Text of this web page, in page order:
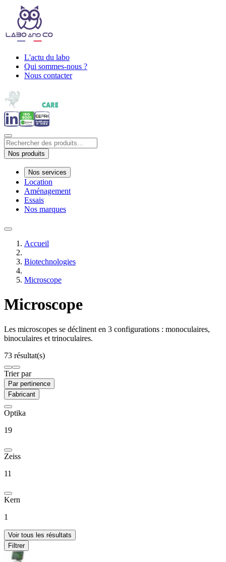
L'actu du labo
Qui sommes-nous ?
Nous contacter
Nos produits
Nos services
Location
Aménagement
Essais
Nos marques
Accueil
Biotechnologies
Microscope
Microscope
Les microscopes se déclinent en 3 configurations : monoculaires,
binoculaires et trinoculaires.
73 résultat(s)
Trier par
Par pertinence
Fabricant
Optika
19
Zeiss
11
Kern
1
Voir tous les résultats
Filtrer